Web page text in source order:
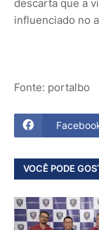
descarta que a
influenciado no
Fonte: portalbo
VOCÊ PODE